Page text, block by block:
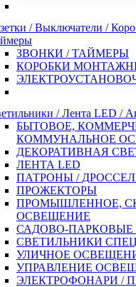
/ Выключатели /
ЗВОНКИ / ТАЙМЕРЫ
КОРОБКИ
/ Лента LED /
БЫТОВОЕ,
КОММУНАЛЬНОЕ
ДЕКОРАТИВНАЯ
ЛЕНТА LED
ПАТРОНЫ /
ПРОЖЕКТОРЫ
ПРОМЫШЛЕННОЕ,
ОСВЕЩЕНИЕ
САДОВО-ПАРКОВЫЕ
СВЕТИЛЬНИКИ
УЛИЧНОЕ
УПРАВЛЕНИЕ
ЭЛЕКТРОФОНАРИ /